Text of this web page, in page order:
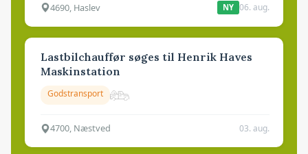
4690, Haslev NY 06. aug.
Lastbilchauffør søges til Henrik Haves
Maskinstation
Godstransport
4700, Næstved 03. aug.